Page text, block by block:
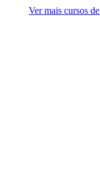
Ver mais cursos